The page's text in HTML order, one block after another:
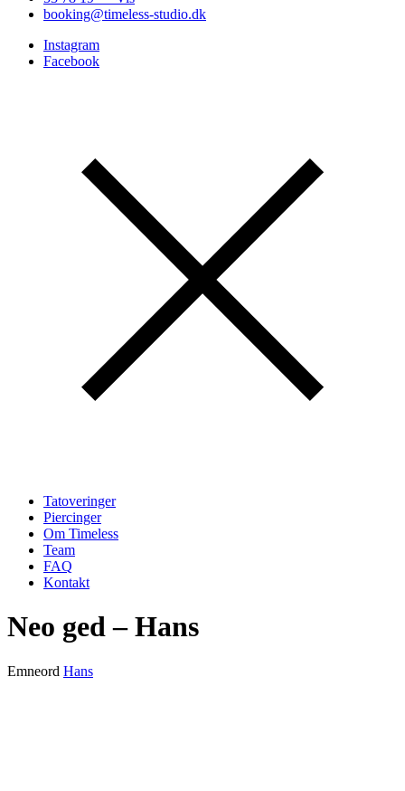
booking@timeless-studio.dk
Instagram
Facebook
Tatoveringer
Piercinger
Om Timeless
Team
FAQ
Kontakt
Neo ged – Hans
Emneord Hans